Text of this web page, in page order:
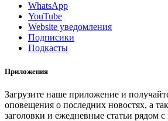
WhatsApp
YouTube
Website уведомления
Подписики
Подкасты
Приложения
Загрузите наше приложение и
оповещения о последних новостях, а
заголовки и ежедневные статьи рядом с